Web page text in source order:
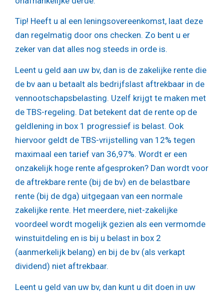
Tip! Heeft u al een leningsovereenkomst, laat deze
dan regelmatig door ons checken. Zo bent u er
zeker van dat alles nog steeds in orde is.
Leent u geld aan uw bv, dan is de zakelijke rente die
de bv aan u betaalt als bedrijfslast aftrekbaar in de
vennootschapsbelasting. Uzelf krijgt te maken met
de TBS-regeling. Dat betekent dat de rente op de
geldlening in box 1 progressief is belast. Ook
hiervoor geldt de TBS-vrijstelling van 12% tegen
maximaal een tarief van 36,97%. Wordt er een
onzakelijk hoge rente afgesproken? Dan wordt voor
de aftrekbare rente (bij de bv) en de belastbare
rente (bij de dga) uitgegaan van een normale
zakelijke rente. Het meerdere, niet-zakelijke
voordeel wordt mogelijk gezien als een vermomde
winstuitdeling en is bij u belast in box 2
(aanmerkelijk belang) en bij de bv (als verkapt
dividend) niet aftrekbaar.
Leent u geld van uw bv, dan kunt u dit doen in uw